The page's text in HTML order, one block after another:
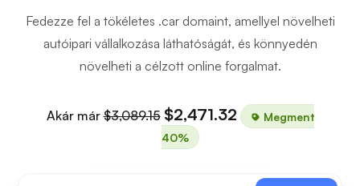
Fedezze fel a tökéletes .car domaint, amellyel növelheti
autóipari vállalkozása láthatóságát, és könnyedén
növelheti a célzott online forgalmat.
Akár már$3,089.15 $2,471.32
Megment
40%